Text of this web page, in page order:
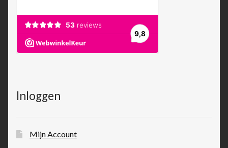
Inloggen
Mijn Account